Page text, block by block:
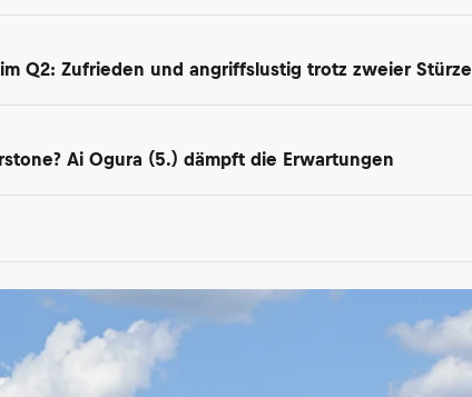
Q2: Zufrieden und angriffslustig trotz zweier Stürze
Ai Ogura (5.) dämpft die Erwartungen